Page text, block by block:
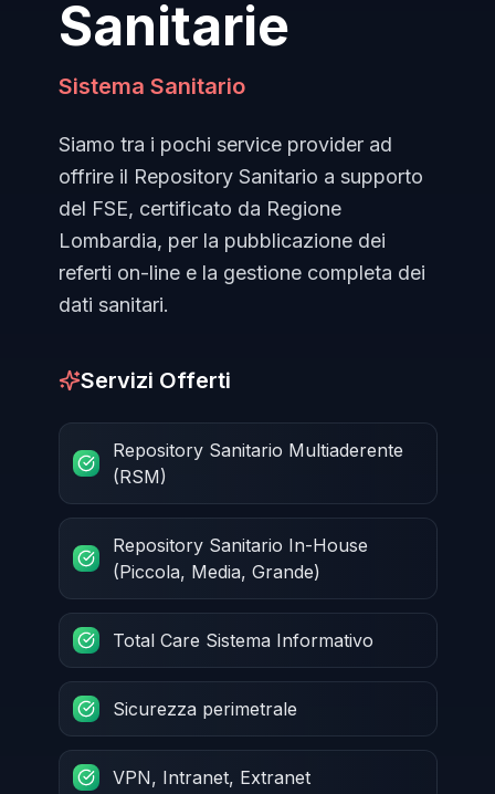
Sanitarie
Sistema Sanitario
Siamo tra i pochi service provider ad
offrire il Repository Sanitario a supporto
del FSE, certificato da Regione
Lombardia, per la pubblicazione dei
referti on-line e la gestione completa dei
dati sanitari.
Servizi Offerti
Repository Sanitario Multiaderente
(RSM)
Repository Sanitario In-House
(Piccola, Media, Grande)
Total Care Sistema Informativo
Sicurezza perimetrale
VPN, Intranet, Extranet